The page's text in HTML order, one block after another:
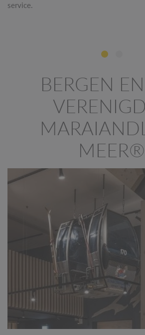
service.
BERGEN
MEER®